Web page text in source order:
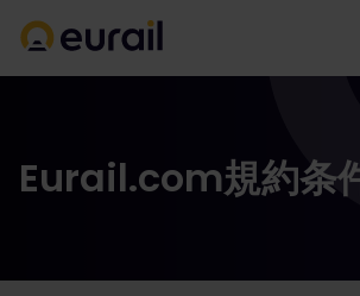
Eurail.com規約条